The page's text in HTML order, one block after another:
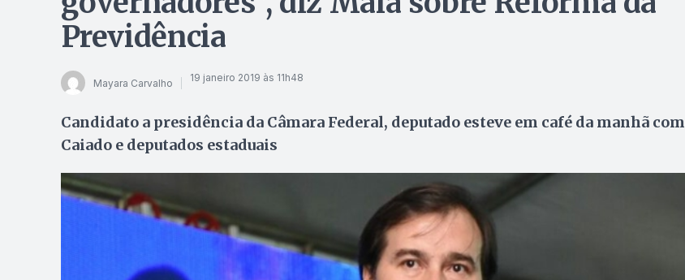
Previdência
Mayara Carvalho 19 janeiro 2019 às 11h48
Candidato a presidência da Câmara Federal, deputado esteve em café da manhã com
Caiado e deputados estaduais